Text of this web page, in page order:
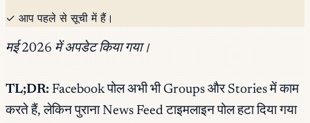
✓ आप पहले से सूची में हैं।
मई 2026 में अपडेट किया गया।
TL;DR: Facebook पोल अभी भी Groups और Stories में काम
करते हैं, लेकिन पुराना News Feed टाइमलाइन पोल हटा दिया गया